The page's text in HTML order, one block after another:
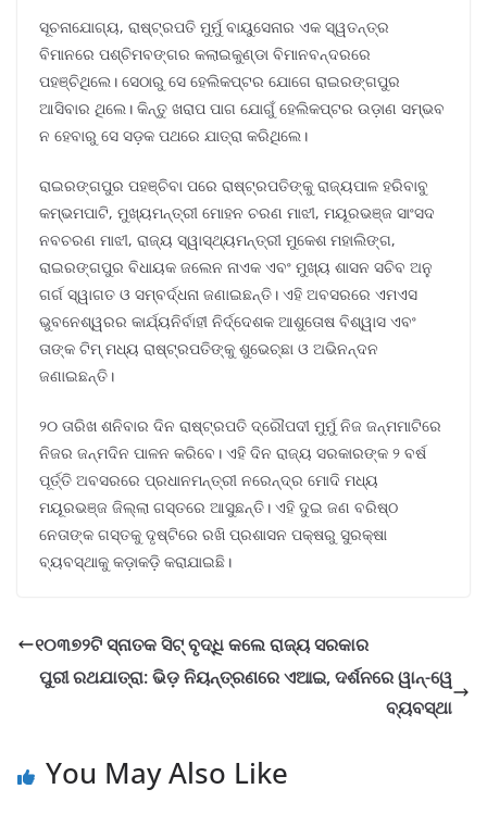
ସୂଚନାଯୋଗ୍ୟ, ରାଷ୍ଟ୍ରପତି ମୁର୍ମୁ ବାୟୁସେନାର ଏକ ସ୍ୱତନ୍ତ୍ର
ବିମାନରେ ପଶ୍ଚିମବଙ୍ଗର କଲାଇକୁଣ୍ଡା ବିମାନବନ୍ଦରରେ
ପହଞ୍ଚିଥିଲେ। ସେଠାରୁ ସେ ହେଲିକପ୍ଟର ଯୋଗେ ରାଇରଙ୍ଗପୁର
ଆସିବାର ଥିଲେ। କିନ୍ତୁ ଖରାପ ପାଗ ଯୋଗୁଁ ହେଲିକପ୍ଟର ଉଡ଼ାଣ ସମ୍ଭବ
ନ ହେବାରୁ ସେ ସଡ଼କ ପଥରେ ଯାତ୍ରା କରିଥିଲେ।
ରାଇରଙ୍ଗପୁର ପହଞ୍ଚିବା ପରେ ରାଷ୍ଟ୍ରପତିଙ୍କୁ ରାଜ୍ୟପାଳ ହରିବାବୁ
କମ୍ଭମପାଟି, ମୁଖ୍ୟମନ୍ତ୍ରୀ ମୋହନ ଚରଣ ମାଝୀ, ମୟୂରଭଞ୍ଜ ସାଂସଦ
ନବଚରଣ ମାଝୀ, ରାଜ୍ୟ ସ୍ୱାସ୍ଥ୍ୟମନ୍ତ୍ରୀ ମୁକେଶ ମହାଲିଙ୍ଗ,
ରାଇରଙ୍ଗପୁର ବିଧାୟକ ଜଲେନ ନାଏକ ଏବଂ ମୁଖ୍ୟ ଶାସନ ସଚିବ ଅନୁ
ଗର୍ଗ ସ୍ୱାଗତ ଓ ସମ୍ବର୍ଦ୍ଧନା ଜଣାଇଛନ୍ତି। ଏହି ଅବସରରେ ଏମଏସ
ଭୁବନେଶ୍ୱରର କାର୍ଯ୍ୟନିର୍ବାହୀ ନିର୍ଦ୍ଦେଶକ ଆଶୁତୋଷ ବିଶ୍ୱାସ ଏବଂ
ତାଙ୍କ ଟିମ୍ ମଧ୍ୟ ରାଷ୍ଟ୍ରପତିଙ୍କୁ ଶୁଭେଚ୍ଛା ଓ ଅଭିନନ୍ଦନ
ଜଣାଇଛନ୍ତି।
୨୦ ତାରିଖ ଶନିବାର ଦିନ ରାଷ୍ଟ୍ରପତି ଦ୍ରୌପଦୀ ମୁର୍ମୁ ନିଜ ଜନ୍ମମାଟିରେ
ନିଜର ଜନ୍ମଦିନ ପାଳନ କରିବେ। ଏହି ଦିନ ରାଜ୍ୟ ସରକାରଙ୍କ ୨ ବର୍ଷ
ପୂର୍ତ୍ତି ଅବସରରେ ପ୍ରଧାନମନ୍ତ୍ରୀ ନରେନ୍ଦ୍ର ମୋଦି ମଧ୍ୟ
ମୟୂରଭଞ୍ଜ ଜିଲ୍ଲା ଗସ୍ତରେ ଆସୁଛନ୍ତି। ଏହି ଦୁଇ ଜଣ ବରିଷ୍ଠ
ନେତାଙ୍କ ଗସ୍ତକୁ ଦୃଷ୍ଟିରେ ରଖି ପ୍ରଶାସନ ପକ୍ଷରୁ ସୁରକ୍ଷା
ବ୍ୟବସ୍ଥାକୁ କଡ଼ାକଡ଼ି କରାଯାଇଛି।
୧୦୩୭୨ଟି ସ୍ନାତକ ସିଟ୍ ବୃଦ୍ଧି କଲେ ରାଜ୍ୟ ସରକାର
ପୁରୀ ରଥଯାତ୍ରା: ଭିଡ଼ ନିୟନ୍ତ୍ରଣରେ ଏଆଇ, ଦର୍ଶନରେ ୱାନ୍-ୱେ
ବ୍ୟବସ୍ଥା
You May Also Like